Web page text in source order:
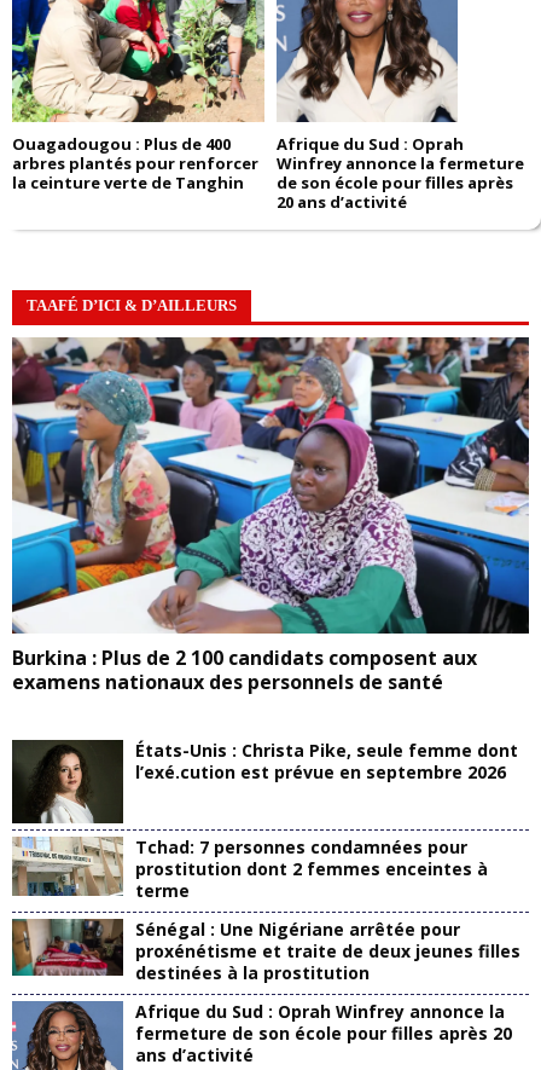
Ouagadougou : Plus de 400
arbres plantés pour renforcer
la ceinture verte de Tanghin
Afrique du Sud : Oprah
Winfrey annonce la fermeture
de son école pour filles après
20 ans d’activité
TAAFÉ D’ICI & D’AILLEURS
Burkina : Plus de 2 100 candidats composent aux
examens nationaux des personnels de santé
États-Unis : Christa Pike, seule femme dont
l’exé.cution est prévue en septembre 2026
Tchad: 7 personnes condamnées pour
prostitution dont 2 femmes enceintes à
terme
Sénégal : Une Nigériane arrêtée pour
proxénétisme et traite de deux jeunes filles
destinées à la prostitution
Afrique du Sud : Oprah Winfrey annonce la
fermeture de son école pour filles après 20
ans d’activité